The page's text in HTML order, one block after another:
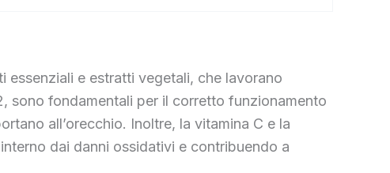
essenziali e estratti vegetali, che lavorano
sono fondamentali per il corretto funzionamento
all’orecchio. Inoltre, la vitamina C e la
dai danni ossidativi e contribuendo a